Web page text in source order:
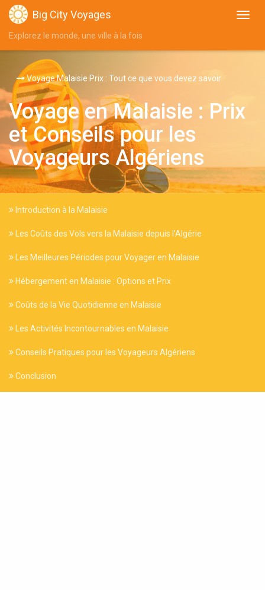
Big City Voyages
Explorez le monde, une ville à la fois
Voyage Malaisie Prix : Tout ce que vous devez savoir
Voyage en Malaisie : Prix
et Conseils pour les
Voyageurs Algériens
Introduction à la Malaisie
Les Coûts des Vols vers la Malaisie depuis l’Algérie
Les Meilleures Périodes pour Voyager en Malaisie
Hébergement en Malaisie : Options et Prix
Coûts de la Vie Quotidienne en Malaisie
Les Activités Incontournables en Malaisie
Conseils Pratiques pour les Voyageurs Algériens
Conclusion